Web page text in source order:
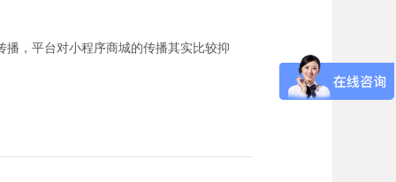
，平台对小程序商城的传播其实比较抑